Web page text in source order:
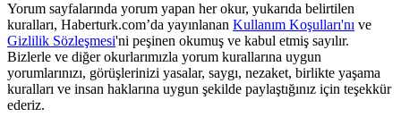
Yorum sayfalarında yorum yapan her okur, yukarıda belirtilen
kuralları, Haberturk.com’da yayınlanan Kullanım Koşulları'nı ve
Gizlilik Sözleşmesi'ni peşinen okumuş ve kabul etmiş sayılır.
Bizlerle ve diğer okurlarımızla yorum kurallarına uygun
yorumlarınızı, görüşlerinizi yasalar, saygı, nezaket, birlikte yaşama
kuralları ve insan haklarına uygun şekilde paylaştığınız için teşekkür
ederiz.